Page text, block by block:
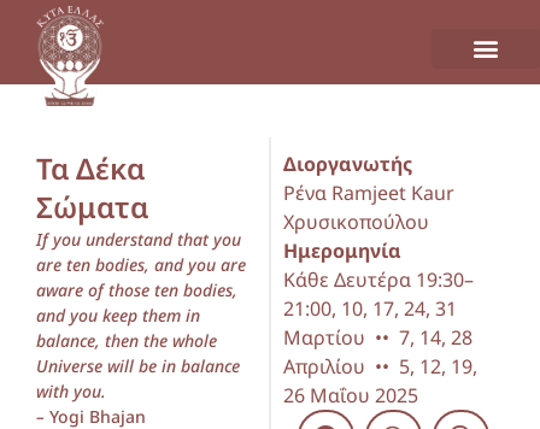
Τα Δέκα
Σώματα
If you understand that you
are ten bodies, and you are
aware of those ten bodies,
and you keep them in
balance, then the whole
Universe will be in balance
with you.
– Yogi Bhajan
Διοργανωτής
Ρένα Ramjeet Kaur
Χρυσικοπούλου
Ημερομηνία
Κάθε Δευτέρα 19:30–
21:00, 10, 17, 24, 31
Μαρτίου •• 7, 14, 28
Απριλίου •• 5, 12, 19,
26 Μαΐου 2025